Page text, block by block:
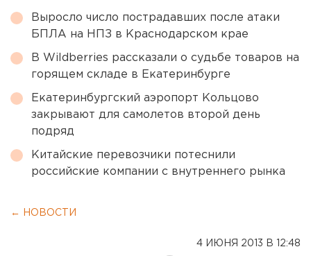
Выросло число пострадавших после атаки
БПЛА на НПЗ в Краснодарском крае
В Wildberries рассказали о судьбе товаров на
горящем складе в Екатеринбурге
Екатеринбургский аэропорт Кольцово
закрывают для самолетов второй день
подряд
Китайские перевозчики потеснили
российские компании с внутреннего рынка
← НОВОСТИ
4 ИЮНЯ 2013 В 12:48